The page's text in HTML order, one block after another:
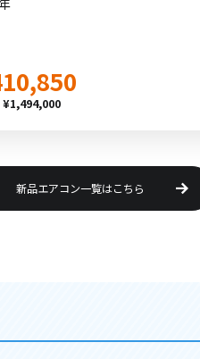
新品エアコン一覧はこちら